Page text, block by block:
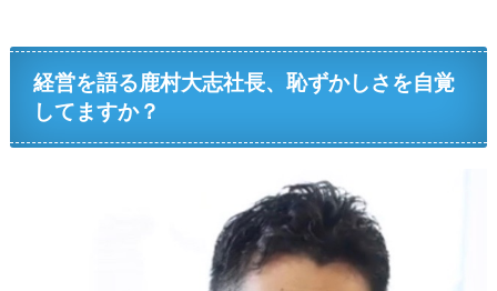
経営を語る鹿村大志社長、恥ずかしさを自覚
してますか？